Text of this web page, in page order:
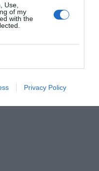
Use,
of my
with the
Privacy Policy